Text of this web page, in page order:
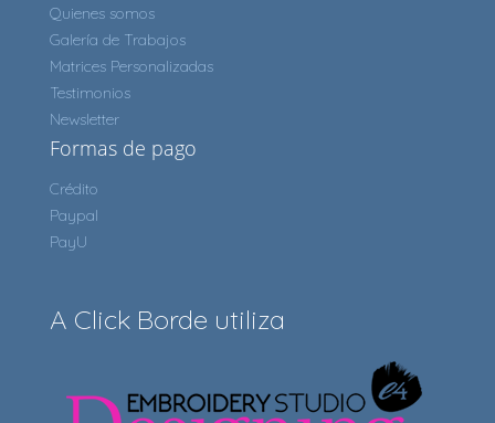
Quienes somos
Galería de Trabajos
Matrices Personalizadas
Testimonios
Newsletter
Formas de pago
Crédito
Paypal
PayU
A Click Borde utiliza